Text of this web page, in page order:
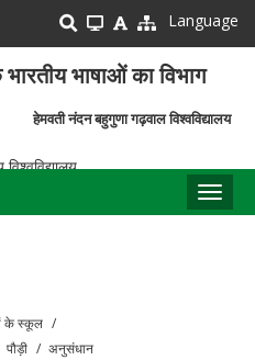
Language
भाषाओं का विभाग
गढ़वाल विश्वविद्यालय
के स्कूल
पौड़ी अनुसंधान